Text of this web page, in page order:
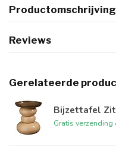
Productomschrijving
Reviews
Gerelateerde
Bijzettafel
Gratis verzending